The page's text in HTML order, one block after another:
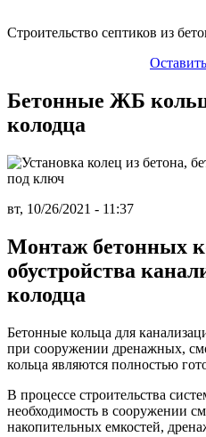
Строительство септиков из
Бетонные ЖБ
колодца
вт, 10/26/2021 - 11:37
Монтаж бетонных
обустройства
колодца
Бетонные кольца для
при сооружении дренажных,
кольца являются полностью
В процессе строительства
необходимость в сооружении
накопительных емкостей,